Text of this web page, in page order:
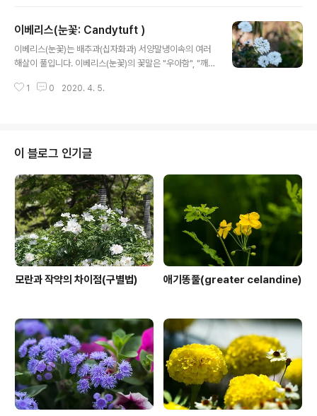
비아반도, 시베리아, 카프카스, 지방지중해, 중앙아시아
이베리스(눈꽃: Candytuft )
이베리스(눈꽃)는 배추과(십자화과) 서양말냉이속의 여러
해살이 풀입니다. 이베리스(눈꽃)의 꽃말은 "우아함", "깨
문 └ 쌍떡잎식물강 └ 십자화목 └ 배추과(십자화과) └ 서
1 0 2020. 4. 5.
이 블로그 인기글
모란과 작약의 차이점(구별법) 애기똥풀(greater celandine)